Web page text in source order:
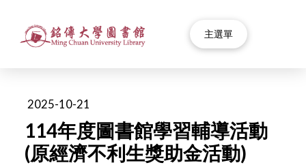
主選單
2025-10-21
114年度圖書館學習輔導活動
(原經濟不利生獎助金活動)